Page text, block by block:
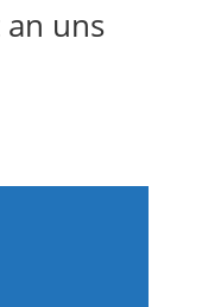
uns